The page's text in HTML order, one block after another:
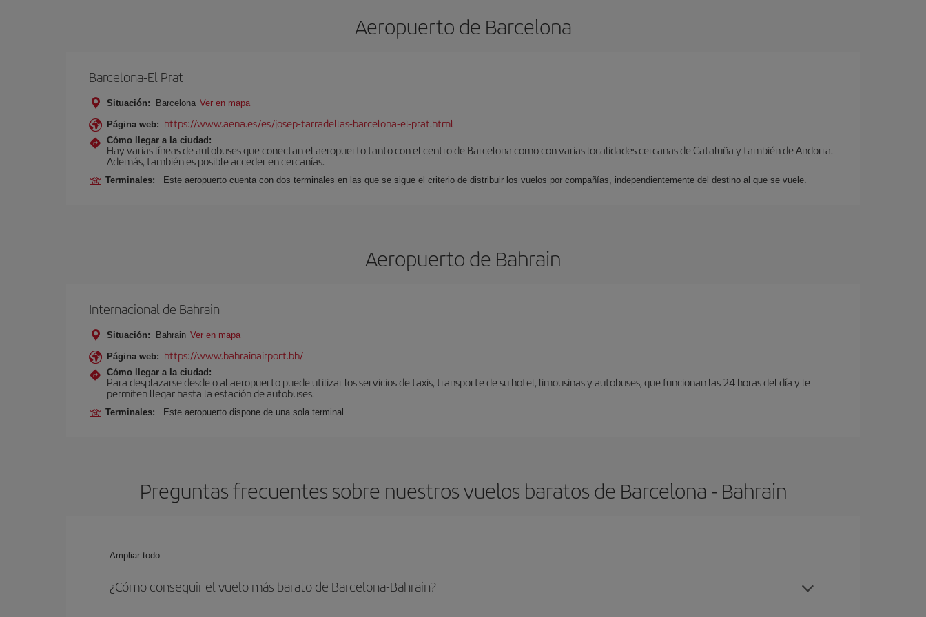
Aeropuerto de Barcelona
Barcelona-El Prat
Situación: Barcelona Ver en mapa
Página web: https://www.aena.es/es/josep-tarradellas-barcelona-el-prat.html
Cómo llegar a la ciudad:
Hay varias líneas de autobuses que conectan el aeropuerto tanto con el centro de Barcelona como con varias localidades cercanas de Cataluña y también de Andorra.
Además, también es posible acceder en cercanías.
Terminales: Este aeropuerto cuenta con dos terminales en las que se sigue el criterio de distribuir los vuelos por compañías, independientemente del destino al que se vuele.
Aeropuerto de Bahrain
Internacional de Bahrain
Situación: Bahrain Ver en mapa
Página web: https://www.bahrainairport.bh/
Cómo llegar a la ciudad:
Para desplazarse desde o al aeropuerto puede utilizar los servicios de taxis, transporte de su hotel, limousinas y autobuses, que funcionan las 24 horas del día y le
permiten llegar hasta la estación de autobuses.
Terminales: Este aeropuerto dispone de una sola terminal.
Preguntas frecuentes sobre nuestros vuelos baratos de Barcelona - Bahrain
Ampliar todo
¿Cómo conseguir el vuelo más barato de Barcelona-Bahrain?